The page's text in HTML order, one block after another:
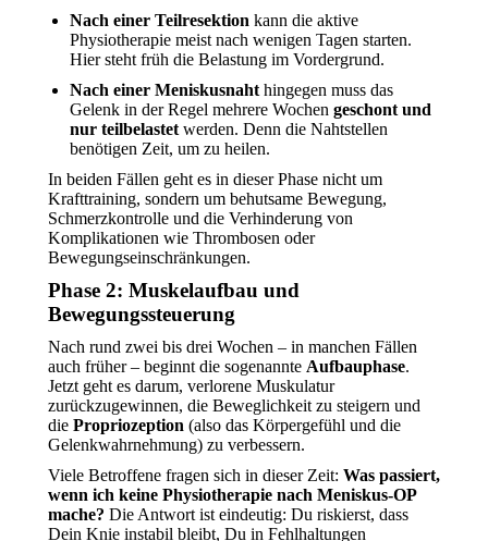
Nach einer Teilresektion kann die aktive
Physiotherapie meist nach wenigen Tagen starten.
Hier steht früh die Belastung im Vordergrund.
Nach einer Meniskusnaht hingegen muss das
Gelenk in der Regel mehrere Wochen geschont und
nur teilbelastet werden. Denn die Nahtstellen
benötigen Zeit, um zu heilen.
In beiden Fällen geht es in dieser Phase nicht um
Krafttraining, sondern um behutsame Bewegung,
Schmerzkontrolle und die Verhinderung von
Komplikationen wie Thrombosen oder
Bewegungseinschränkungen.
Phase 2: Muskelaufbau und
Bewegungssteuerung
Nach rund zwei bis drei Wochen – in manchen Fällen
auch früher – beginnt die sogenannte Aufbauphase.
Jetzt geht es darum, verlorene Muskulatur
zurückzugewinnen, die Beweglichkeit zu steigern und
die Propriozeption (also das Körpergefühl und die
Gelenkwahrnehmung) zu verbessern.
Viele Betroffene fragen sich in dieser Zeit: Was passiert,
wenn ich keine Physiotherapie nach Meniskus-OP
mache? Die Antwort ist eindeutig: Du riskierst, dass
Dein Knie instabil bleibt, Du in Fehlhaltungen